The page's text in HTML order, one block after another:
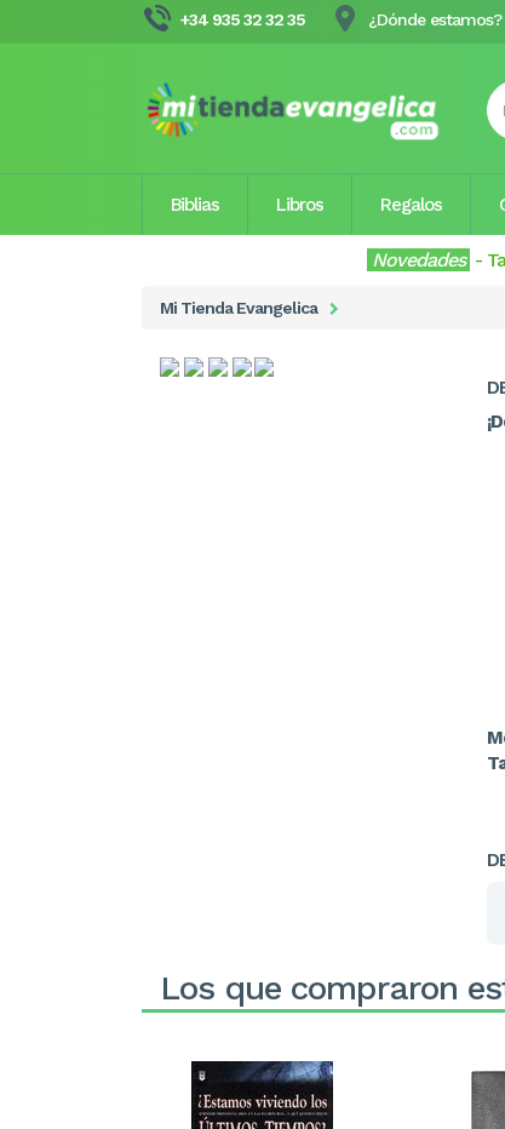
+34 935 32 32 35 ¿Dónde estamos?
Biblias Libros Regalos
Novedades -
Mi Tienda Evangelica
Los que compraron